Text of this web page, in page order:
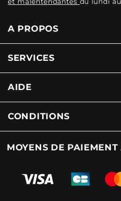
A PROPOS
SERVICES
AIDE
CONDITIONS
MOYENS DE PAIEMENT